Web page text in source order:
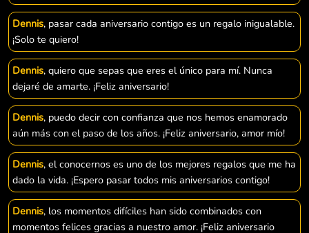
Dennis, pasar cada aniversario contigo es un regalo inigualable.
¡Solo te quiero!
Dennis, quiero que sepas que eres el único para mí. Nunca
dejaré de amarte. ¡Feliz aniversario!
Dennis, puedo decir con confianza que nos hemos enamorado
aún más con el paso de los años. ¡Feliz aniversario, amor mío!
Dennis, el conocernos es uno de los mejores regalos que me ha
dado la vida. ¡Espero pasar todos mis aniversarios contigo!
Dennis, los momentos difíciles han sido combinados con
momentos felices gracias a nuestro amor. ¡Feliz aniversario